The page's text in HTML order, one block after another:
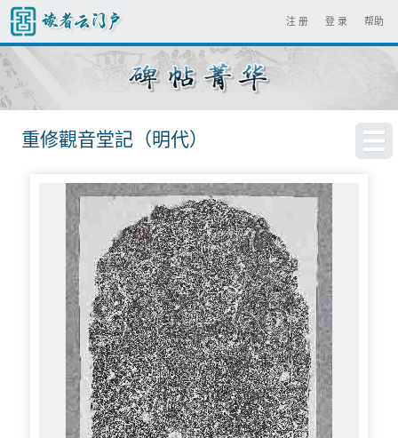
帮助
登 录
注 册
重修觀音堂記（明代）